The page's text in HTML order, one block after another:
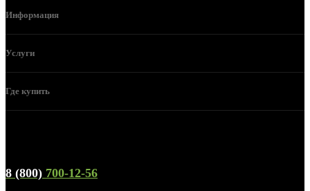
Информация
Услуги
Где купить
8 (800) 700-12-56